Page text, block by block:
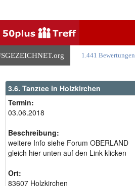
.org 1.441 Bewertungen
3.6. Tanztee in Holzkirchen
Termin:
03.06.2018
Beschreibung:
weitere Info siehe Forum OBERLAND
gleich hier unten auf den Link klicken
Ort:
83607 Holzkirchen